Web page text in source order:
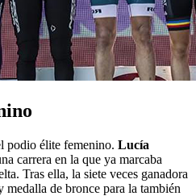
podio élite femenino. Lucía
carrera en la que ya marcaba
Tras ella, la siete veces ganadora
medalla de bronce para la también